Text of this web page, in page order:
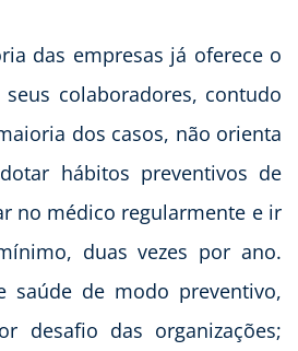
das empresas já oferece o
seus colaboradores, contudo
dos casos, não orienta
hábitos preventivos de
no médico regularmente e ir
duas vezes por ano.
saúde de modo preventivo,
desafio das organizações;